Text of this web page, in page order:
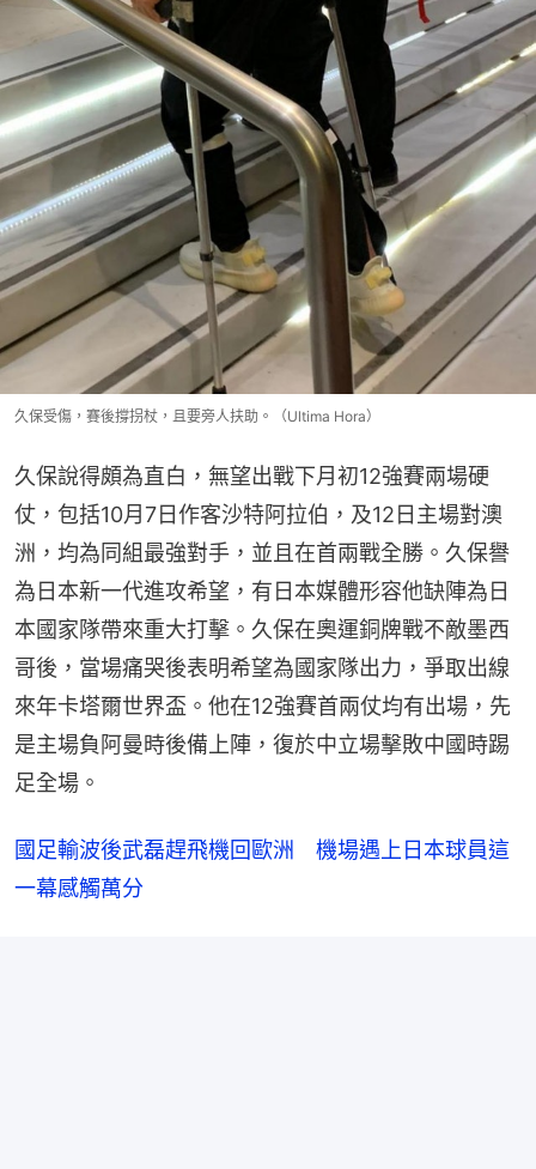
久保受傷，賽後撐拐杖，且要旁人扶助。（Ultima Hora）
久保說得頗為直白，無望出戰下月初12強賽兩場硬
仗，包括10月7日作客沙特阿拉伯，及12日主場對澳
洲，均為同組最強對手，並且在首兩戰全勝。久保譽
為日本新一代進攻希望，有日本媒體形容他缺陣為日
本國家隊帶來重大打擊。久保在奧運銅牌戰不敵墨西
哥後，當場痛哭後表明希望為國家隊出力，爭取出線
來年卡塔爾世界盃。他在12強賽首兩仗均有出場，先
是主場負阿曼時後備上陣，復於中立場擊敗中國時踢
足全場。
國足輸波後武磊趕飛機回歐洲　機場遇上日本球員這
一幕感觸萬分